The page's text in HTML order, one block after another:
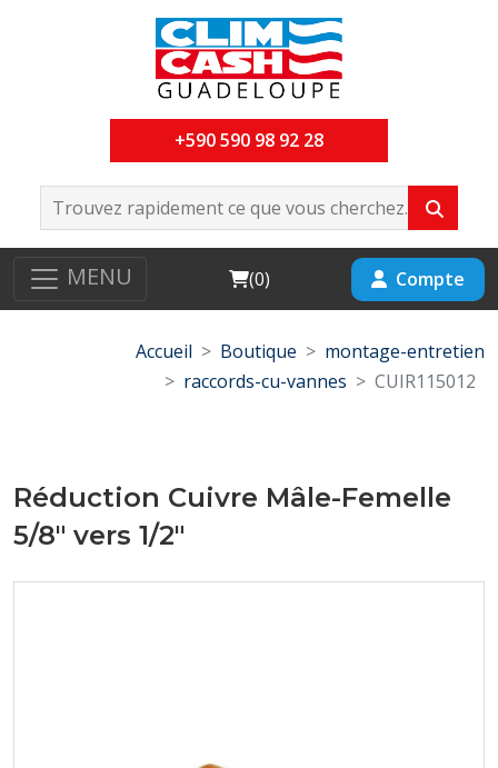
+590 590 98 92 28
MENU Cart
(0) Compte
Accueil Boutique
montage-entretien
raccords-cu-vannes
CUIR115012
Réduction Cuivre Mâle-Femelle
5/8" vers 1/2"